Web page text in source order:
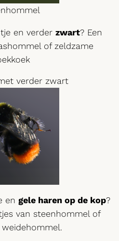
en verder zwart? Een
of zeldzame
verder zwart
en gele haren op de kop?
van steenhommel of